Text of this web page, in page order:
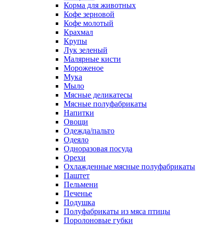
Корма для животных
Кофе зерновой
Кофе молотый
Крахмал
Крупы
Лук зеленый
Малярные кисти
Мороженое
Мука
Мыло
Мясные деликатесы
Мясные полуфабрикаты
Напитки
Овощи
Одежда/пальто
Одеяло
Одноразовая посуда
Орехи
Охлажденные мясные полуфабрикаты
Паштет
Пельмени
Печенье
Подушка
Полуфабрикаты из мяса птицы
Поролоновые губки